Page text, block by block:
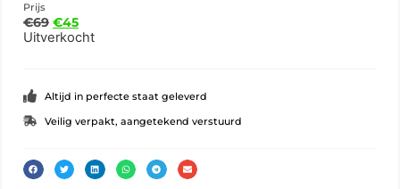
Prijs
€69 €45
Uitverkocht
Altijd in perfecte staat geleverd
Veilig verpakt, aangetekend verstuurd